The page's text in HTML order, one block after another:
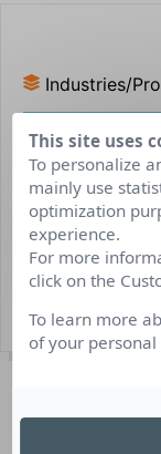
Industries/
INFORMATIONS DU
Job d’été/job
Clermont-
Juillet/août
5 poste(s) à
This site uses
To personalize
mainly use
optimization
experience.
For more
click on the
To learn more
of your